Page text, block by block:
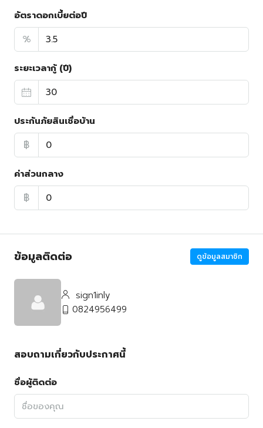
อัตราดอกเบี้ยต่อปี
%
ระยะเวลากู้ (ปี)
ประกันภัยสินเชื่อบ้าน
฿
ค่าส่วนกลาง
฿
ข้อมูลติดต่อ ดูข้อมูลสมาชิก
sign1inly
0824956499
สอบถามเกี่ยวกับประกาศนี้
ชื่อผู้ติดต่อ